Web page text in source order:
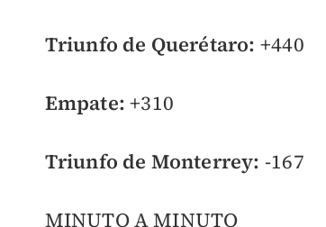
Triunfo de Querétaro: +440
Empate: +310
Triunfo de Monterrey: -167
MINUTO A MINUTO